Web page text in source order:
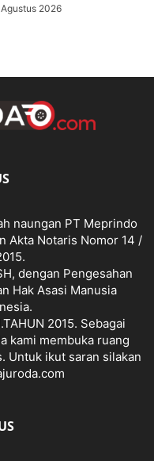
2026
naungan PT Meprindo
Akta Notaris Nomor 14 /
dengan Pengesahan
Hak Asasi Manusia
2015. Sebagai
kami membuka ruang
Untuk ikut saran silakan